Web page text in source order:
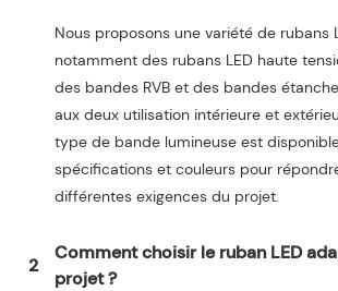
Nous proposons une variété de rubans
notamment des rubans LED haute
des bandes RVB et des bandes
aux deux utilisation intérieure et
type de bande lumineuse est
spécifications et couleurs pour
différentes exigences du projet.
2
Comment choisir le ruban LED
projet ?